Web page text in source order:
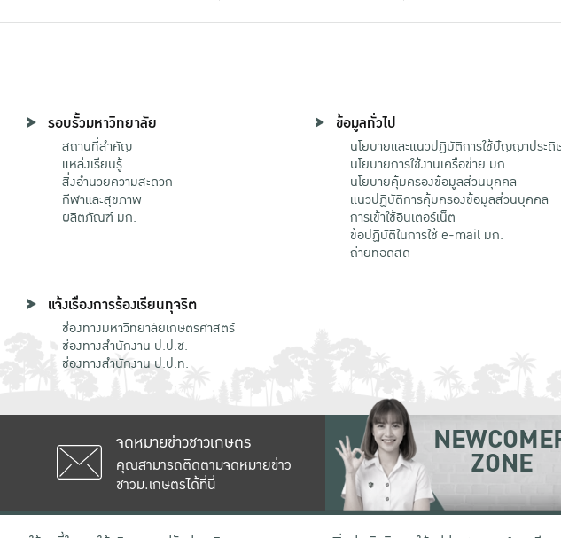
รอบรั้วมหาวิทยาลัย
สถานที่สำคัญ
แหล่งเรียนรู้
สิ่งอำนวยความสะดวก
กีฬาและสุขภาพ
ผลิตภัณฑ์ มก.
ข้อมูลทั่วไป
นโยบายและแนวปฏิบัติการใช้ปัญญาประดิ
นโยบายการใช้งานเครือข่าย มก.
นโยบายคุ้มครองข้อมูลส่วนบุคคล
แนวปฏิบัติการคุ้มครองข้อมูลส่วนบุคคล
การเข้าใช้อินเตอร์เน็ต
ข้อปฏิบัติในการใช้ e-mail มก.
ถ่ายทอดสด
แจ้งเรื่องการร้องเรียนทุจริต
ช่องทางมหาวิทยาลัยเกษตรศาสตร์
ช่องทางสำนักงาน ป.ป.ช.
ช่องทางสำนักงาน ป.ป.ท.
จดหมายข่าวชาวเกษตร
คุณสามารถติดตามจดหมายข่าว
ชาวม.เกษตรได้ที่นี่
ZONE